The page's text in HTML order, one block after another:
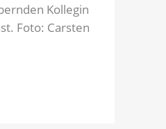
Kollegin
Foto: Carsten